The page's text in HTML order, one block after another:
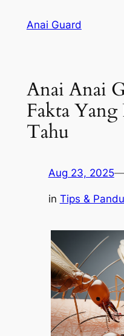
Anai Guard
Anai Anai
Fakta
Tahu
Aug 23, 2025—
in Tips &